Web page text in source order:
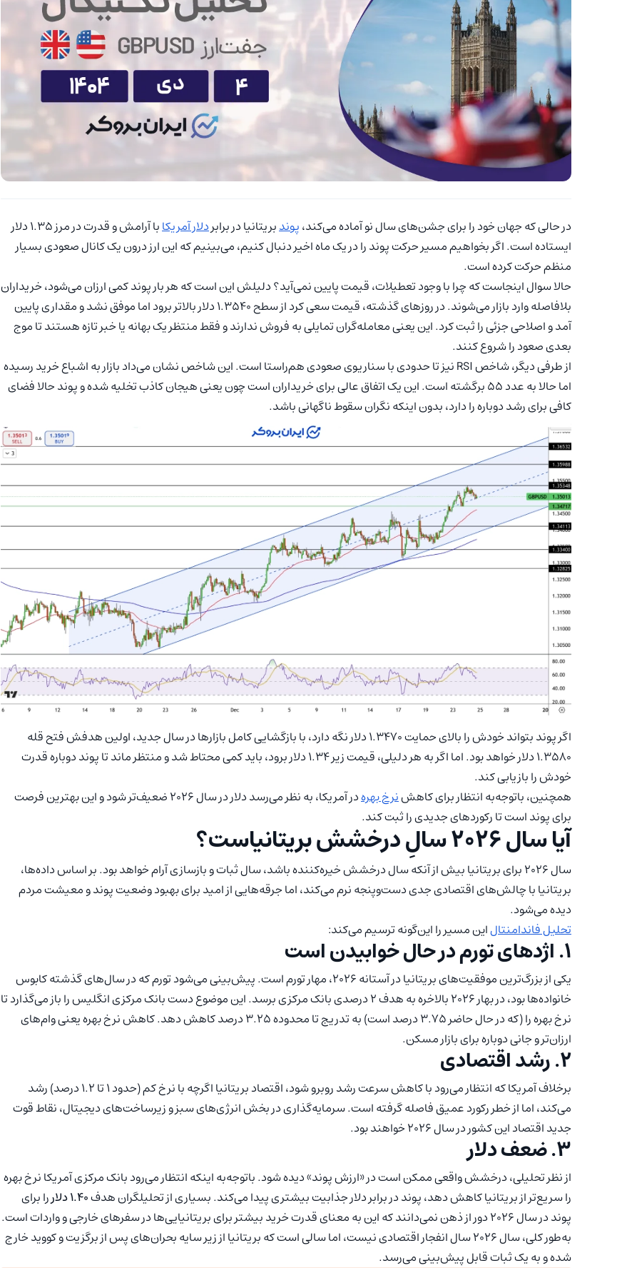
در حالی که جهان خود را برای جشن‌های سال نو آماده می‌کند،پوندبریتانیا در برابردلار آمریکا
با آرامش و قدرت در مرز ۱.۳۵ دلار
ایستاده است. اگر بخواهیم مسیر حرکت پوند را در یک ماه اخیر دنبال کنیم، می‌بینیم که این ارز درون یک کانال صعودی بسیار
منظم حرکت کرده است.
حالا سوال اینجاست که چرا با وجود تعطیلات، قیمت پایین نمی‌آید؟ دلیلش این است که هر بار پوند کمی ارزان می‌شود، خریداران
بلافاصله وارد بازار می‌شوند. در روزهای گذشته، قیمت سعی کرد از سطح ۱.۳۵۴۰ دلار بالاتر برود اما موفق نشد و مقداری پایین
آمد و اصلاحی جزئی را ثبت کرد. این یعنی معامله‌گران تمایلی به فروش ندارند و فقط منتظر یک بهانه یا خبر تازه هستند تا موج
بعدی صعود را شروع کنند.
از طرفی دیگر، شاخص RSI نیز تا حدودی با سناریوی صعودی هم‌راستا است. این شاخص نشان می‌داد بازار به اشباع خرید رسیده
اما حالا به عدد ۵۵ برگشته است. این یک اتفاق عالی برای خریداران است چون یعنی هیجان کاذب تخلیه شده و پوند حالا فضای
کافی برای رشد دوباره را دارد، بدون اینکه نگران سقوط ناگهانی باشد.
اگر پوند بتواند خودش را بالای حمایت ۱.۳۴۷۰ دلار نگه دارد، با بازگشایی کامل بازارها در سال جدید، اولین هدفش فتح قله
۱.۳۵۸۰ دلار خواهد بود. اما اگر به هر دلیلی، قیمت زیر ۱.۳۴ دلار برود، باید کمی محتاط شد و منتظر ماند تا پوند دوباره قدرت
خودش را بازیابی کند.
همچنین، باتوجه‌به انتظار برای کاهشنرخ بهره
در آمریکا، به نظر می‌رسد دلار در سال ۲۰۲۶ ضعیف‌تر شود و این بهترین فرصت
برای پوند است تا رکوردهای جدیدی را ثبت کند.
آیا سال ۲۰۲۶ سالِ درخشش بریتانیاست؟
سال ۲۰۲۶ برای بریتانیا بیش از آنکه سال درخشش خیره‌کننده باشد، سال ثبات و بازسازی آرام خواهد بود. بر اساس داده‌ها،
بریتانیا با چالش‌های اقتصادی جدی دست‌وپنجه نرم می‌کند، اما جرقه‌هایی از امید برای بهبود وضعیت پوند و معیشت مردم
دیده می‌شود.
تحلیل فاندامنتالاین مسیر را این‌گونه ترسیم می‌کند:
۱. اژدهای تورم در حال خوابیدن است
یکی از بزرگ‌ترین موفقیت‌های بریتانیا در آستانه ۲۰۲۶، مهار تورم است. پیش‌بینی می‌شود تورم که در سال‌های گذشته کابوس
خانواده‌ها بود، در بهار ۲۰۲۶ بالاخره به هدف ۲ درصدی بانک مرکزی برسد. این موضوع دست بانک مرکزی انگلیس را باز می‌گذارد تا
نرخ بهره را (که در حال حاضر ۳.۷۵ درصد است) به تدریج تا محدوده ۳.۲۵ درصد کاهش دهد. کاهش نرخ بهره یعنی وام‌های
ارزان‌تر و جانی دوباره برای بازار مسکن.
۲. رشد اقتصادی
برخلاف آمریکا که انتظار می‌رود با کاهش سرعت رشد روبرو شود، اقتصاد بریتانیا اگرچه با نرخ کم (حدود ۱ تا ۱.۲ درصد) رشد
می‌کند، اما از خطر رکورد عمیق فاصله گرفته است. سرمایه‌گذاری در بخش انرژی‌های سبز و زیرساخت‌های دیجیتال، نقاط قوت
جدید اقتصاد این کشور در سال ۲۰۲۶ خواهند بود.
۳. ضعف دلار
از نظر تحلیلی، درخشش واقعی ممکن است در «ارزش پوند» دیده شود. باتوجه‌به اینکه انتظار می‌رود بانک مرکزی آمریکا نرخ بهره
را سریع‌تر از بریتانیا کاهش دهد، پوند در برابر دلار جذابیت بیشتری پیدا می‌کند. بسیاری از تحلیلگران هدف۱.۴۰ دلار
را برای
پوند در سال ۲۰۲۶ دور از ذهن نمی‌دانند که این به معنای قدرت خرید بیشتر برای بریتانیایی‌ها در سفرهای خارجی و واردات است.
به‌طور کلی، سال ۲۰۲۶ سال انفجار اقتصادی نیست، اما سالی است که بریتانیا از زیر سایه بحران‌های پس از برگزیت و کووید خارج
شده و به یک ثبات قابل پیش‌بینی می‌رسد.